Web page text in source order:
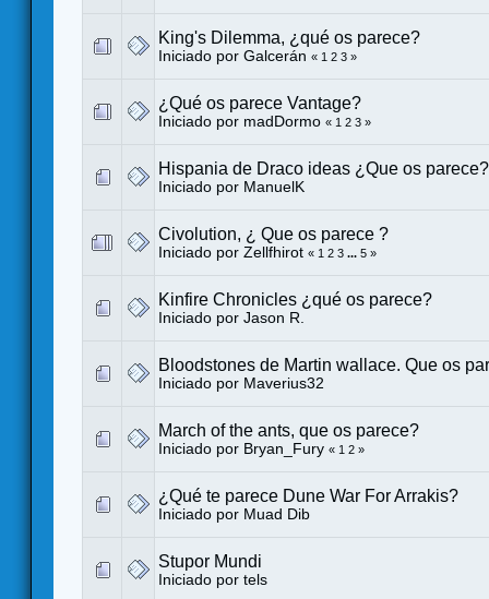
King's Dilemma, ¿qué os parece?
Iniciado por Galcerán « 1 2 3 »
¿Qué os parece Vantage?
Iniciado por madDormo « 1 2 3 »
Hispania de Draco ideas ¿Que os parece?
Iniciado por ManuelK
Civolution, ¿ Que os parece ?
Iniciado por Zellfhirot « 1 2 3 ... 5 »
Kinfire Chronicles ¿qué os parece?
Iniciado por Jason R.
Bloodstones de Martin wallace. Que os
Iniciado por Maverius32
March of the ants, que os parece?
Iniciado por Bryan_Fury « 1 2 »
¿Qué te parece Dune War For Arrakis?
Iniciado por Muad Dib
Stupor Mundi
Iniciado por tels